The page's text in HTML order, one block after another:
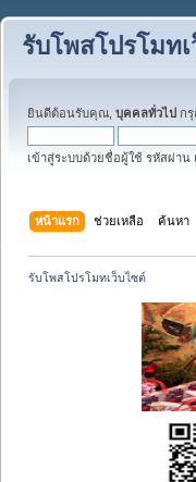
รับโพสโปรโมท
ยินดีต้อนรับคุณ, บุคคลทั่วไป ก
เข้าสู่ระบบด้วยชื่อผู้ใช้ รหัสผ่าน
หน้าแรก ช่วยเหลือ ค้นหา
รับโพสโปรโมทเว็บไซต์